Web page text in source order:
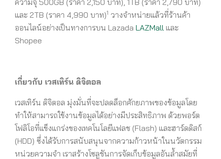
และ 2TB (ราคา 4,990 บาท)1 วางจำหน่ายแล้วที่ร้านค้า
ออนไลน์อย่างเป็นทางการบน Lazada LAZMall และ
Shopee
เกี่ยวกับ เวสเทิร์น ดิจิตอล
เวสเทิร์น ดิจิตอล มุ่งมั่นที่จะปลดล็อกศักยภาพของข้อมูลโดย
ทำให้สามารถใช้งานข้อมูลได้อย่างมีประสิทธิภาพ ด้วยพอร์ต
โฟลิโอที่แข็งแกร่งของเทคโนโลยีแฟลช (Flash) และฮาร์ดดิสก์
(HDD) ซึ่งได้รับการสนับสนุนจากความก้าวหน้าในนวัตกรรม
หน่วยความจำ เราสร้างโซลูชันการจัดเก็บข้อมูลอันล้ำสมัยที่